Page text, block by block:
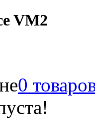
VM2
0